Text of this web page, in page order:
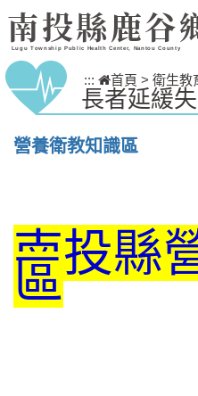
跳到主要內容區塊
南投縣鹿谷
Lugu Township Public Health Center, Nantou County
::: 首頁 > 衛生教
長者延緩
營養衛教知識區
南投縣
區